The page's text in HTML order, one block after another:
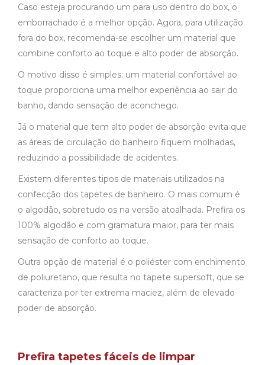
Caso esteja procurando um para uso dentro do box, o
emborrachado é a melhor opção. Agora, para utilização
fora do box, recomenda-se escolher um material que
combine conforto ao toque e alto poder de absorção.
O motivo disso é simples: um material confortável ao
toque proporciona uma melhor experiência ao sair do
banho, dando sensação de aconchego.
Já o material que tem alto poder de absorção evita que
as áreas de circulação do banheiro fiquem molhadas,
reduzindo a possibilidade de acidentes.
Existem diferentes tipos de materiais utilizados na
confecção dos tapetes de banheiro. O mais comum é
o algodão, sobretudo os na versão atoalhada. Prefira os
100% algodão e com gramatura maior, para ter mais
sensação de conforto ao toque.
Outra opção de material é o poliéster com enchimento
de poliuretano, que resulta no tapete supersoft, que se
caracteriza por ter extrema maciez, além de elevado
poder de absorção.
Prefira tapetes fáceis de limpar